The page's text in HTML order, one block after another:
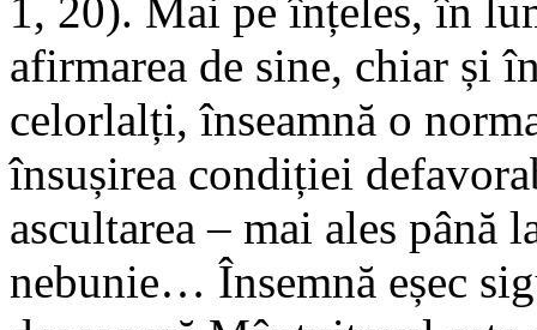
1, 20). Mai pe înțeles, în
afirmarea de sine, chiar și
celorlalți, înseamnă o
însușirea condiției
ascultarea – mai ales până
nebunie… Însemnă eșec